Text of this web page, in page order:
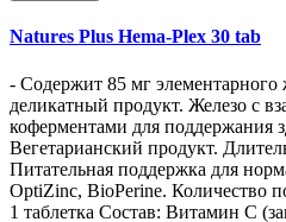
Natures Plus Hema-Plex 30 tab
- Содержит 85 мг элементарного
деликатный продукт. Железо с
коферментами для поддержания
Вегетарианский продукт.
Питательная поддержка для
OptiZinc, BioPerine. Количество
1 таблетка Состав: Витамин С